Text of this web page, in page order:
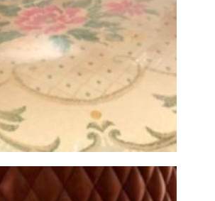
проверка — осмотр товара на
и дефектов при
Стандартная доставка по
в течение 3-5 рабочих
области сроки зависят
объекта и варьируются от 5 до
Возможна срочная доставка
логистических